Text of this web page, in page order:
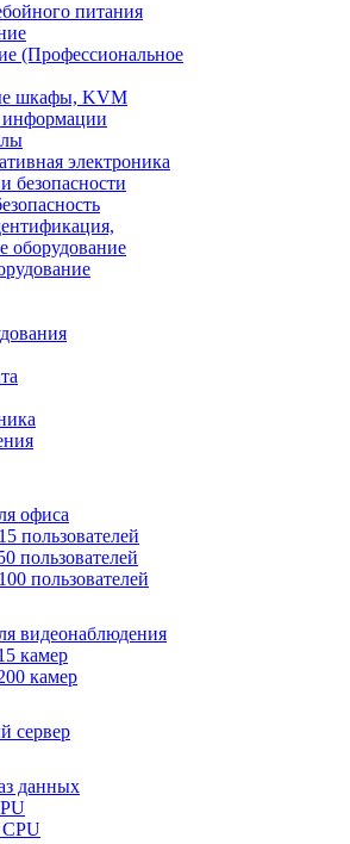
питания
(Профессиональное
шкафы, KVM
электроника
безопасности
оборудование
офиса
пользователей
пользователей
пользователей
видеонаблюдения
камер
камер
сервер
данных